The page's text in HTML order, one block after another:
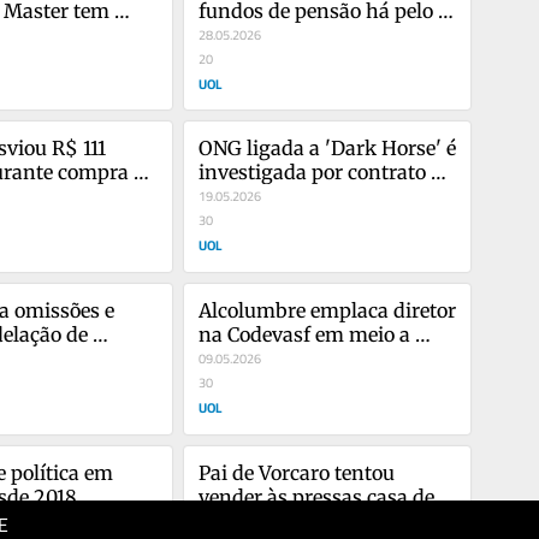
tem
fundos de pensão há pelo
menos 10 anos, diz PF
28.05.2026
20
UOL
R$ 111
compra do
ONG ligada a 'Dark Horse' é
investigada por contrato de
R$ 103 mi em SP
19.05.2026
30
UOL
omissões e
de
caso do INSS
Alcolumbre emplaca diretor
na Codevasf em meio a
trégua com governo
09.05.2026
30
UOL
política em
2018,
em
Pai de Vorcaro tentou
vender às pressas casa de